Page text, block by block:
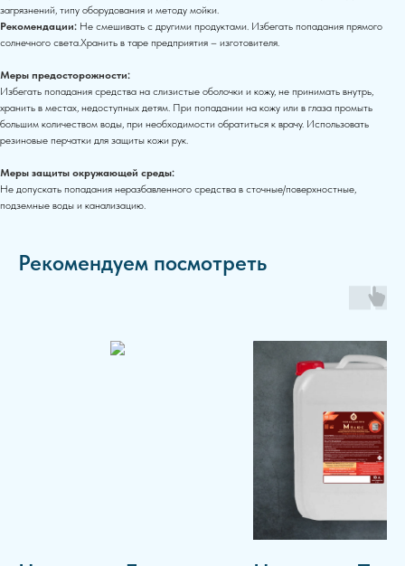
загрязнений, типу оборудования и методу мойки.
Рекомендации: Не смешивать с другими продуктами. Избегать попадания прямого
солнечного света.Хранить в таре предприятия – изготовителя.
Меры предосторожности:
Избегать попадания средства на слизистые оболочки и кожу, не принимать внутрь,
хранить в местах, недоступных детям. При попадании на кожу или в глаза промыть
большим количеством воды, при необходимости обратиться к врачу. Использовать
резиновые перчатки для защиты кожи рук.
Меры защиты окружающей среды:
Не допускать попадания неразбавленного средства в сточные/поверхностные,
подземные воды и канализацию.
Рекомендуем посмотреть